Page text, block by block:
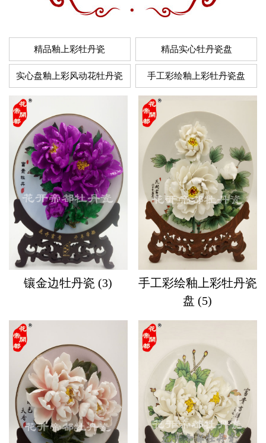
精品釉上彩牡丹瓷 精品实心牡丹瓷盘
实心盘釉上彩风动花牡丹瓷 手工彩绘釉上彩牡丹瓷盘
镶金边牡丹瓷 (3)
手工彩绘釉上彩牡丹瓷
盘 (5)